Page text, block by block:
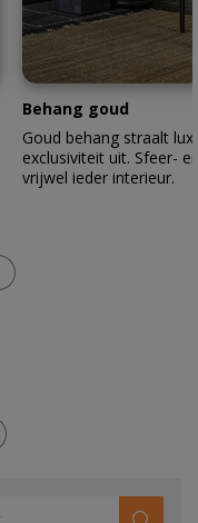
Behang goud
Goud behang straalt
exclusiviteit uit. Sfeer-
vrijwel ieder interieur.